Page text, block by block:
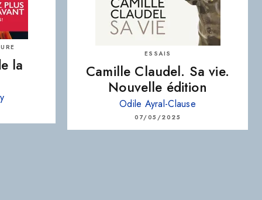
la
ESSAIS
Camille Claudel. Sa vie.
Nouvelle édition
Odile Ayral-Clause
07/05/2025